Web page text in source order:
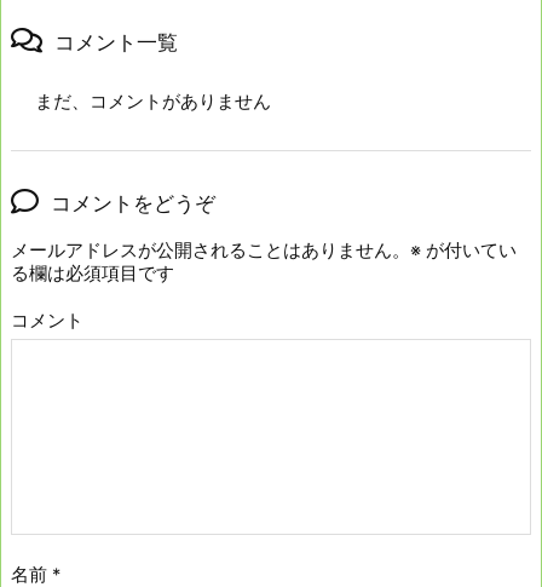
コメント一覧
まだ、コメントがありません
コメントをどうぞ
メールアドレスが公開されることはありません。 ※ が付いてい
る欄は必須項目です
コメント
名前 *